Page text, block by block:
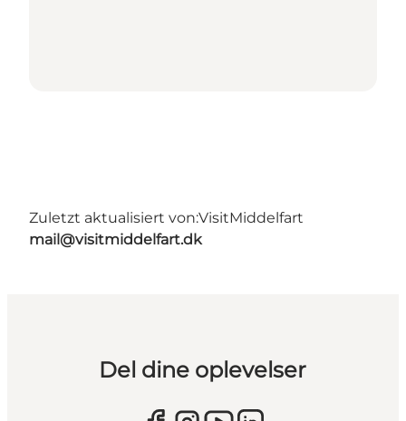
Zuletzt aktualisiert von:VisitMiddelfart
mail@visitmiddelfart.dk
Del dine oplevelser